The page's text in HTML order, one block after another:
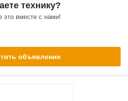
технику?
это вместе с нами!
объявление